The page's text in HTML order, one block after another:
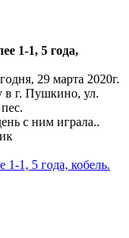
1-1, 5 года,
29 марта 2020г.
в г. Пушкино, ул.
с ним играла..
1-1, 5 года, кобель.